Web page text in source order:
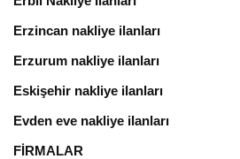
Erzincan nakliye ilanları
Erzurum nakliye ilanları
Eskişehir nakliye ilanları
Evden eve nakliye ilanları
FİRMALAR